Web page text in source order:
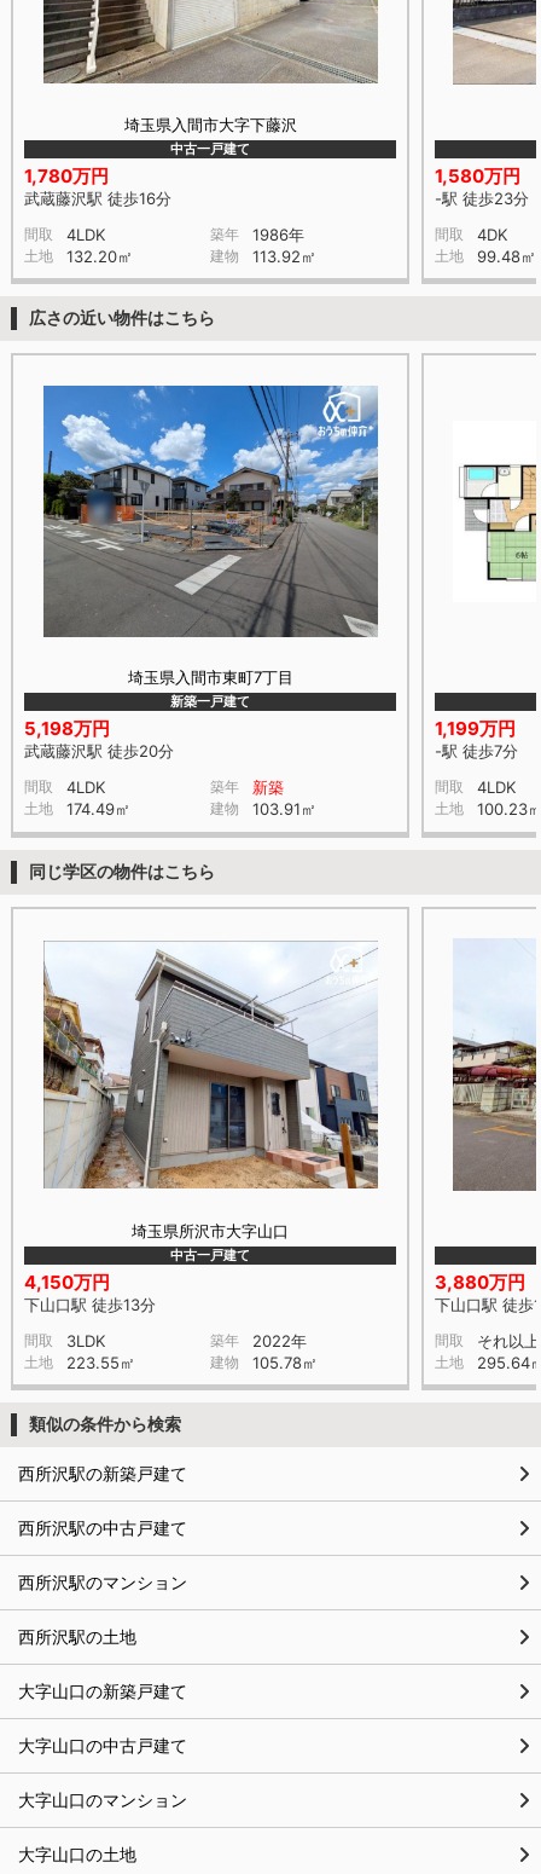
埼玉県入間市大字下藤沢
中古一戸建て
1,780万円
武蔵藤沢駅 徒歩16分
間取 4LDK 築年 1986年
土地 132.20㎡ 建物 113.92㎡
1,580万円
-駅 徒歩23分
間取 4DK
土地 99.48㎡
広さの近い物件はこちら
埼玉県入間市東町7丁目
新築一戸建て
5,198万円
武蔵藤沢駅 徒歩20分
間取 4LDK 築年 新築
土地 174.49㎡ 建物 103.91㎡
1,199万円
-駅 徒歩7分
間取 4LDK
土地 100.23
同じ学区の物件はこちら
埼玉県所沢市大字山口
中古一戸建て
4,150万円
下山口駅 徒歩13分
間取 3LDK 築年 2022年
土地 223.55㎡ 建物 105.78㎡
3,880万円
下山口駅 徒歩
間取 それ以上
土地 295.64
類似の条件から検索
西所沢駅の新築戸建て
西所沢駅の中古戸建て
西所沢駅のマンション
西所沢駅の土地
大字山口の新築戸建て
大字山口の中古戸建て
大字山口のマンション
大字山口の土地